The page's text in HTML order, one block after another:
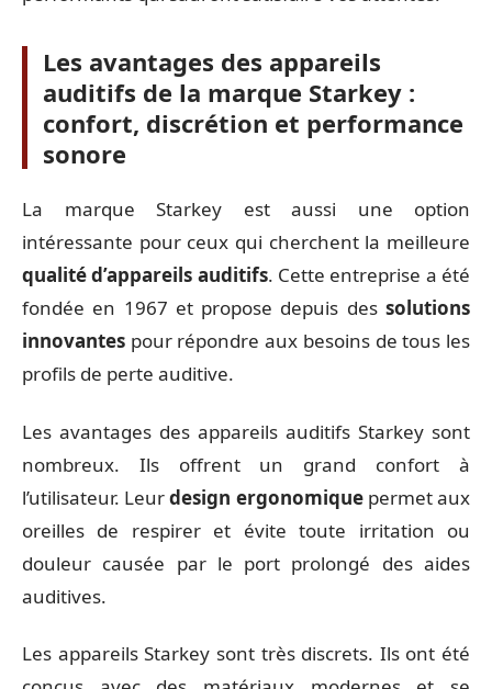
Les avantages des appareils
auditifs de la marque Starkey :
confort, discrétion et performance
sonore
La marque Starkey est aussi une option
intéressante pour ceux qui cherchent la meilleure
qualité d’appareils auditifs. Cette entreprise a été
fondée en 1967 et propose depuis des solutions
innovantes pour répondre aux besoins de tous les
profils de perte auditive.
Les avantages des appareils auditifs Starkey sont
nombreux. Ils offrent un grand confort à
l’utilisateur. Leurdesign ergonomiquepermet aux
oreilles de respirer et évite toute irritation ou
douleur causée par le port prolongé des aides
auditives.
Les appareils Starkey sont très discrets. Ils ont été